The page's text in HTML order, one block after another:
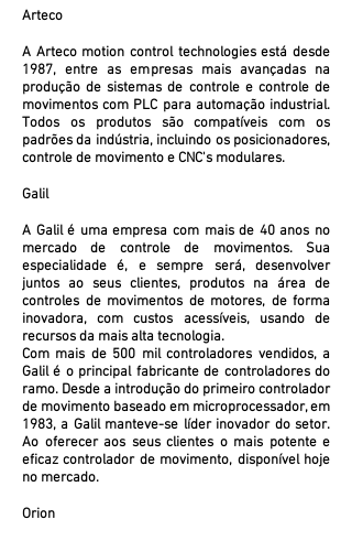
Arteco
A Arteco motion control technologies está desde
1987, entre as empresas mais avançadas na
produção de sistemas de controle e controle de
movimentos com PLC para automação industrial.
Todos os produtos são compatíveis com os
padrões da indústria, incluindo os posicionadores,
controle de movimento e CNC's modulares.
Galil
A Galil é uma empresa com mais de 40 anos no
mercado de controle de movimentos. Sua
especialidade é, e sempre será, desenvolver
juntos ao seus clientes, produtos na área de
controles de movimentos de motores, de forma
inovadora, com custos acessíveis, usando de
recursos da mais alta tecnologia.
Com mais de 500 mil controladores vendidos, a
Galil é o principal fabricante de controladores do
ramo. Desde a introdução do primeiro controlador
de movimento baseado em microprocessador, em
1983, a Galil manteve-se líder inovador do setor.
Ao oferecer aos seus clientes o mais potente e
eficaz controlador de movimento, disponível hoje
no mercado.
Orion